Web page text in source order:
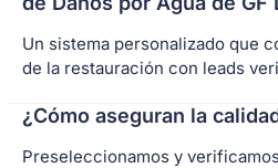
Un sistema personalizado que
de la restauración con leads
¿Cómo aseguran la
Preseleccionamos y